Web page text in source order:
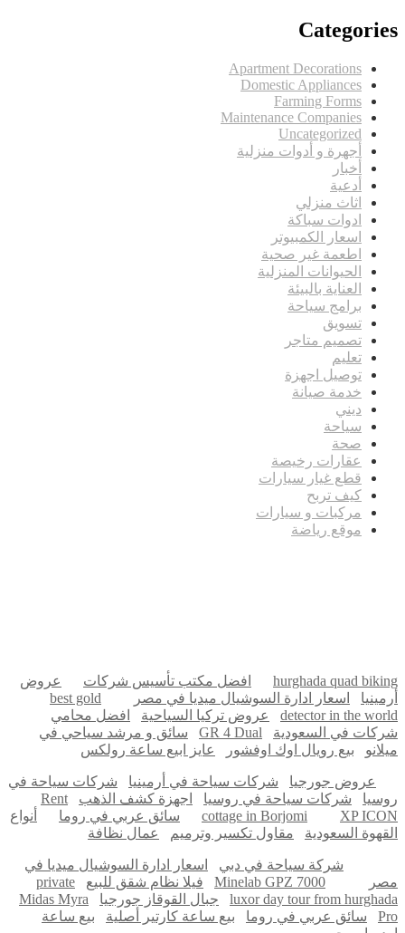
Categories
Apartment Decorations
Domestic Appliances
Farming Forms
Maintenance Companies
Uncategorized
أجهرة و أدوات منزلية
أخبار
أدعية
اثاث منزلي
ادوات سباكة
اسعار الكمبيوتر
اطعمة غير صحية
الحيوانات المنزلية
العناية بالبيئة
برامج سياحة
تسويق
تصميم متاجر
تعليم
توصيل اجهزة
خدمة صيانة
ديني
سياحة
صحة
عقارات رخيصة
قطع غيار سيارات
كيف تربح
مركبات و سيارات
موقع رياضة
hurghada quad biking افضل مكتب تأسيس شركات
عروض
أرمينيا
اسعار ادارة السوشيال ميديا في مصر
best gold
detector in the world
عروض تركيا السياحية
افضل محامي
شركات في السعودية
GR 4 Dual
سائق و مرشد سياحي في
ميلانو
بيع رويال اوك اوفشور عايز ابيع ساعة رولكس
عروض جورجيا شركات سياحة في أرمينيا
شركات سياحة في
روسيا
شركات سياحة في روسيا اجهزة كشف الذهب
Rent
cottage in Borjomi
XP ICON سائق عربي في روما
أنواع
القهوة السعودية
مقاول تكسير وترميم عمال نظافة
شركة سياحة في دبي
اسعار ادارة السوشيال ميديا في
مصر
Minelab GPZ 7000 فيلا نظام شقق للبيع
private
luxor day tour from hurghada
جبال القوقاز جورجيا
Midas Myra
Pro
سائق عربي في روما بيع ساعة كارتير أصلية
بيع ساعة